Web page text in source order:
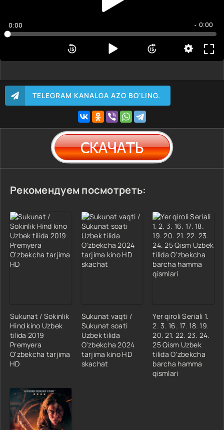
0:00 - 0:00
TELEGRAM KANALGA AZO BO'LING.
Рекомендуем посмотреть:
Sukunat / Sokinlik
Hind kino Uzbek
tilida 2019
Premyera
O'zbekcha tarjima
HD
Sukunat vaqti /
Sukunat soati
Uzbek tilida
O'zbekcha 2024
tarjima kino HD
skachat
Yer qiroli Seriali 1.
2. 3. 16. 17. 18. 19.
20. 21. 22. 23. 24.
25 Qism Uzbek
tilida O'zbekcha
barcha hamma
qismlari